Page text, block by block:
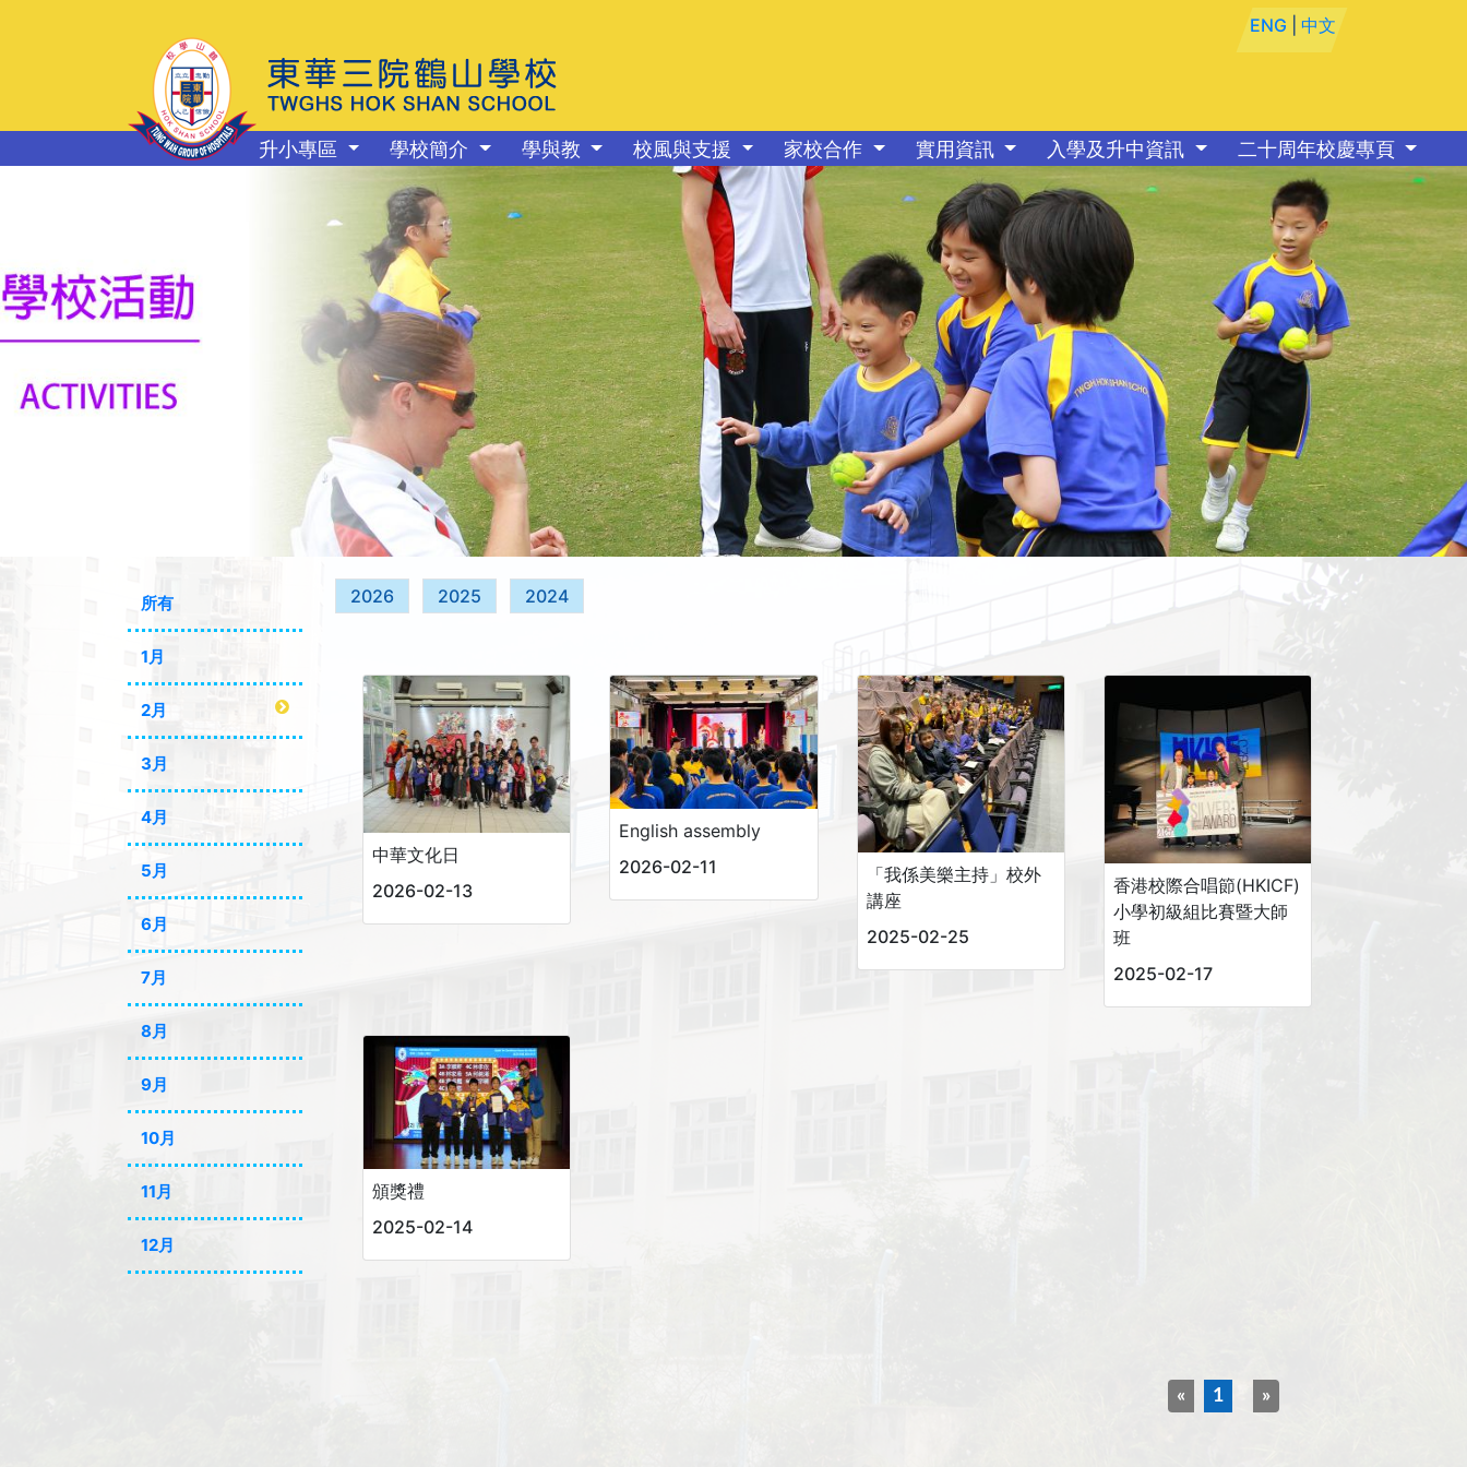
ENG |中文
升小專區 學校簡介 學與教 校風與支援 家校合作 實用資訊 入學及升中資訊 二十周年校慶專頁
所有
1月
2月
3月
4月
5月
6月
7月
8月
9月
10月
11月
12月
2026 2025 2024
中華文化日
2026-02-13
English assembly
2026-02-11
「我係美樂主持」校外
講座
2025-02-25
香港校際合唱節(HKICF)
小學初級組比賽暨大師
班
2025-02-17
頒獎禮
2025-02-14
« 1 »